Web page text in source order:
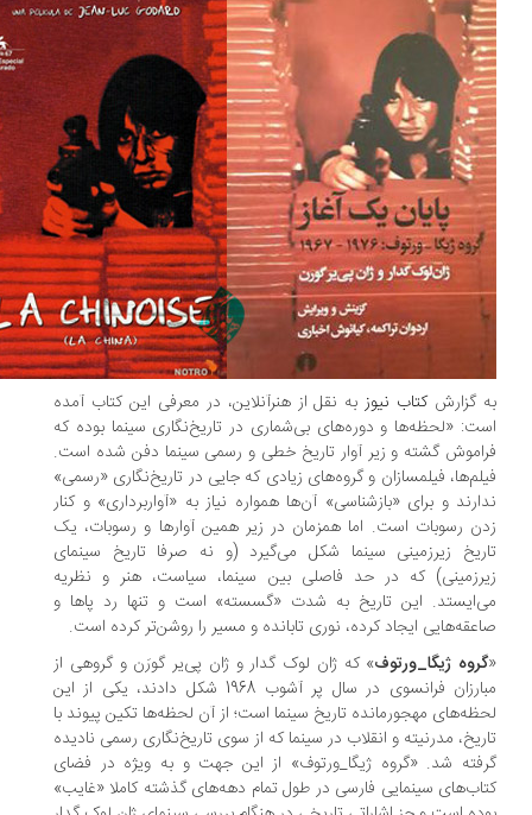
گزارشکتاب نیوزبه نقل از هنرآنلاین، در معرفی این کتاب آمده
«لحظه‌ها و دوره‌های بی‌شماری در تاریخ‌نگاری سینما بوده که
گشته و زیر آوار تاریخ خطی و رسمی سینما دفن شده است.
فیلمسازان و گروه‌های زیادی که جایی در تاریخ‌نگاری «رسمی»
و برای «بازشناسی» آن‌ها همواره نیاز به «آواربرداری» و کنار
رسوبات است. اما همزمان در زیر همین آوارها و رسوبات، یک
زیرزمینی سینما شکل می‌گیرد (و نه صرفا تاریخ سینمای
که در حد فاصلی بین سینما، سیاست، هنر و نظریه
این تاریخ به شدت «گسسته» است و تنها رد پاها و
ایجاد کرده، نوری تابانده و مسیر را روشن‌تر کرده است.
گروه ژیگا_ورتوف» که ژان لوک گدار و ژان پی‌یر گورَن و گروهی از
مبارزان فرانسوی در سال پر آشوب 1968 شکل دادند، یکی از این
مهجورمانده‌ تاریخ سینما است؛ از آن لحظه‌ها تکین پیوند با
مدرنیته و انقلاب در سینما که از سوی تاریخ‌نگاری رسمی نادیده
شد. «گروه ژیگا_ورتوف» از این جهت و به ویژه در فضای
سینمایی فارسی در طول تمام دهه‌های گذشته کاملا «غایب»